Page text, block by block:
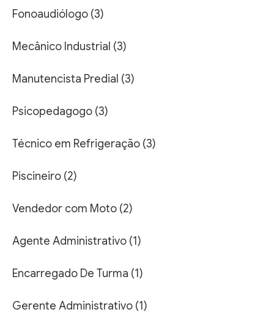
Fonoaudiólogo (3)
Mecânico Industrial (3)
Manutencista Predial (3)
Psicopedagogo (3)
Técnico em Refrigeração (3)
Piscineiro (2)
Vendedor com Moto (2)
Agente Administrativo (1)
Encarregado De Turma (1)
Gerente Administrativo (1)